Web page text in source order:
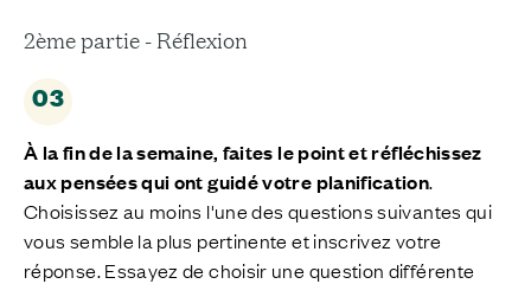
2ème partie - Réflexion
03
À la fin de la semaine, faites le pointet réfléchissez
aux pensées qui ont guidé votre planification.
Choisissez au moins l'une des questions suivantes qui
vous semble la plus pertinente etinscrivez votre
réponse. Essayez de choisir une question différente